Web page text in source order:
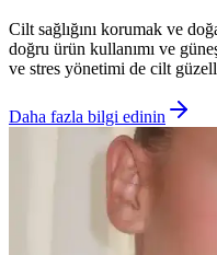
Cilt sağlığını korumak ve
doğru ürün kullanımı ve
ve stres yönetimi de cilt
Daha fazla bilgi edinin